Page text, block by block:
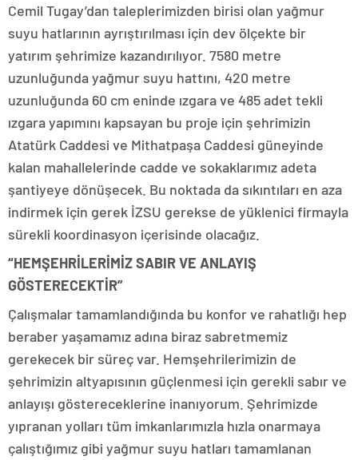
Cemil Tugay’dan taleplerimizden birisi olan yağmur
suyu hatlarının ayrıştırılması için dev ölçekte bir
yatırım şehrimize kazandırılıyor. 7580 metre
uzunluğunda yağmur suyu hattını, 420 metre
uzunluğunda 60 cm eninde ızgara ve 485 adet tekli
ızgara yapımını kapsayan bu proje için şehrimizin
Atatürk Caddesi ve Mithatpaşa Caddesi güneyinde
kalan mahallelerinde cadde ve sokaklarımız adeta
şantiyeye dönüşecek. Bu noktada da sıkıntıları en aza
indirmek için gerek İZSU gerekse de yüklenici firmayla
sürekli koordinasyon içerisinde olacağız.
“HEMŞEHRİLERİMİZ SABIR VE ANLAYIŞ
GÖSTERECEKTİR”
Çalışmalar tamamlandığında bu konfor ve rahatlığı hep
beraber yaşamamız adına biraz sabretmemiz
gerekecek bir süreç var. Hemşehrilerimizin de
şehrimizin altyapısının güçlenmesi için gerekli sabır ve
anlayışı göstereceklerine inanıyorum. Şehrimizde
yıpranan yolları tüm imkanlarımızla hızla onarmaya
çalıştığımız gibi yağmur suyu hatları tamamlanan